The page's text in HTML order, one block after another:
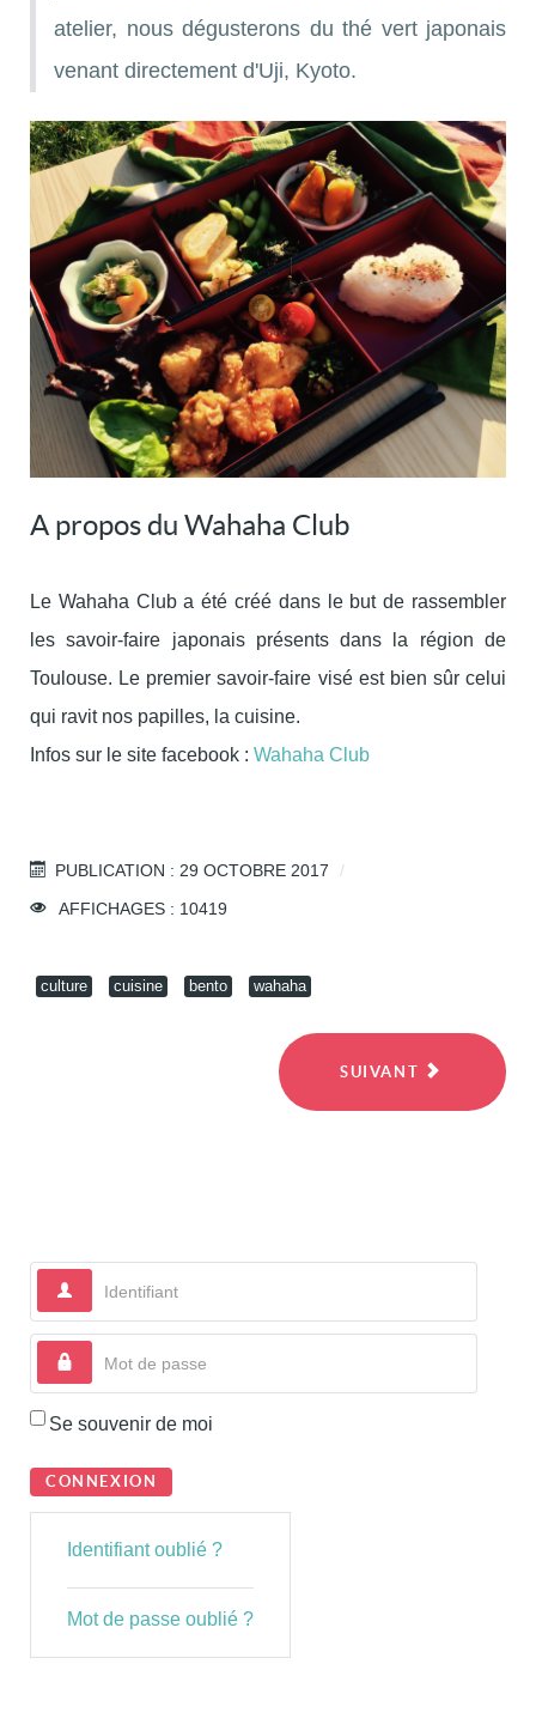
atelier, nous dégusterons du thé vert japonais
venant directement d'Uji, Kyoto.
A propos du Wahaha Club
Le Wahaha Club a été créé dans le but de rassembler
les savoir-faire japonais présents dans la région de
Toulouse. Le premier savoir-faire visé est bien sûr celui
qui ravit nos papilles, la cuisine.
Infos sur le site facebook : Wahaha Club
PUBLICATION : 29 OCTOBRE 2017
AFFICHAGES : 10419
culture cuisine bento wahaha
SUIVANT
Se souvenir de moi
CONNEXION
Identifiant oublié ?
Mot de passe oublié ?